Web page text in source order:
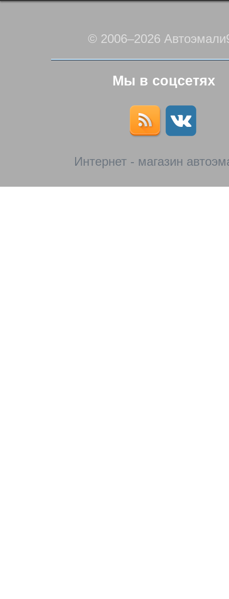
© 2006–2026
Мы в соцсетях
Интернет - магазин